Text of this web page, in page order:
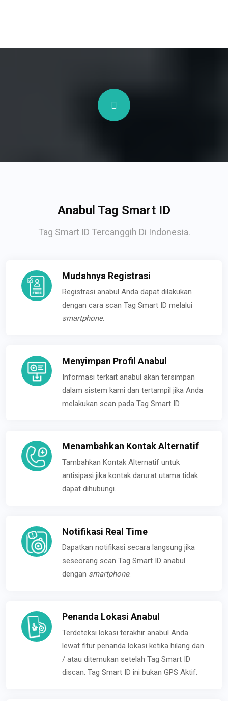
Anabul Tag Smart ID
Tag Smart ID Tercanggih Di Indonesia.
Mudahnya Registrasi
Registrasi anabul Anda dapat dilakukan
dengan cara scan Tag Smart ID melalui
smartphone.
Menyimpan Profil Anabul
Informasi terkait anabul akan tersimpan
dalam sistem kami dan tertampil jika Anda
melakukan scan pada Tag Smart ID.
Menambahkan Kontak Alternatif
Tambahkan Kontak Alternatif untuk
antisipasi jika kontak darurat utama tidak
dapat dihubungi.
Notifikasi Real Time
Dapatkan notifikasi secara langsung jika
seseorang scan Tag Smart ID anabul
dengan smartphone.
Penanda Lokasi Anabul
Terdeteksi lokasi terakhir anabul Anda
lewat fitur penanda lokasi ketika hilang dan
/ atau ditemukan setelah Tag Smart ID
discan. Tag Smart ID ini bukan GPS Aktif.